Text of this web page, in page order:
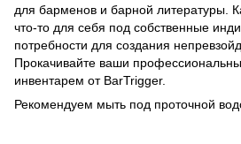
для барменов и барной литературы.
что-то для себя под собственные
потребности для создания
Прокачивайте ваши
инвентарем от BarTrigger.
Рекомендуем мыть под проточной